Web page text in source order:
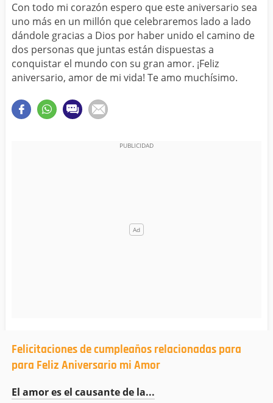
TIA
CUÑADA
ALGUIEN ESPECIAL
PRIMO
TODAS LAS CATEGORÍAS
Con todo mi corazón espero que este aniversario sea
uno más en un millón que celebraremos lado a lado
dándole gracias a Dios por haber unido el camino de
dos personas que juntas están dispuestas a
conquistar el mundo con su gran amor. ¡Feliz
aniversario, amor de mi vida! Te amo muchísimo.
Felicitaciones de cumpleaños relacionadas para
para Feliz Aniversario mi Amor
El amor es el causante de la...